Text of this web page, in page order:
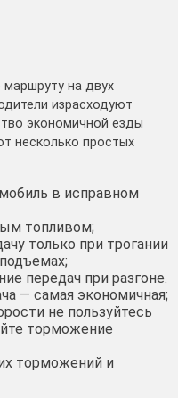
на двух
израсходуют
экономичной езды
несколько простых
в исправном
топливом;
только при трогании
передач при разгоне.
— самая экономичная;
не пользуйтесь
торможение
торможений и